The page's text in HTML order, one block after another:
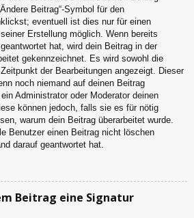
Beitrag“-Symbol für den
eventuell ist dies nur für einen
Erstellung möglich. Wenn bereits
hat, wird dein Beitrag in der
gekennzeichnet. Es wird sowohl die
der Bearbeitungen angezeigt. Dieser
noch niemand auf deinen Beitrag
Administrator oder Moderator deinen
können jedoch, falls sie es für nötig
warum dein Beitrag überarbeitet wurde.
Benutzer einen Beitrag nicht löschen
darauf geantwortet hat.
Beitrag eine Signatur